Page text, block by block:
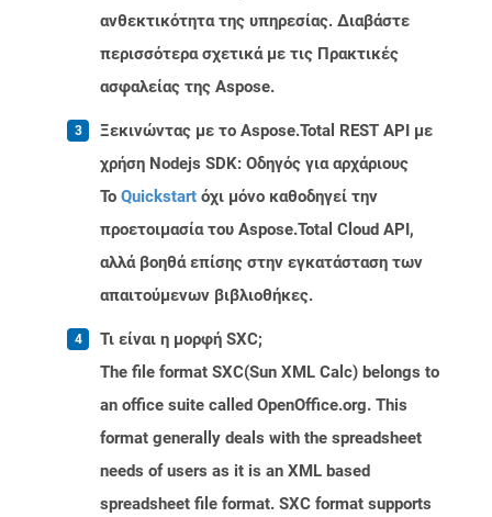
ανθεκτικότητα της υπηρεσίας. Διαβάστε
περισσότερα σχετικά με τις Πρακτικές
ασφαλείας της Aspose.
Ξεκινώντας με το Aspose.Total REST API με
χρήση Nodejs SDK: Οδηγός για αρχάριους
Το Quickstart όχι μόνο καθοδηγεί την
προετοιμασία του Aspose.Total Cloud API,
αλλά βοηθά επίσης στην εγκατάσταση των
απαιτούμενων βιβλιοθήκες.
Τι είναι η μορφή SXC;
The file format SXC(Sun XML Calc) belongs to
an office suite called OpenOffice.org. This
format generally deals with the spreadsheet
needs of users as it is an XML based
spreadsheet file format. SXC format supports